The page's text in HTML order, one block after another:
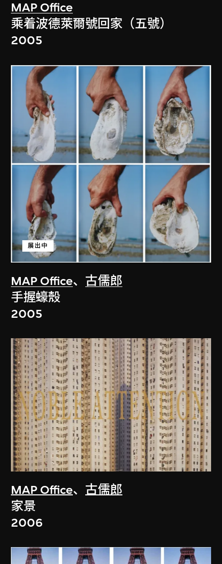
MAP Office
乘着波德萊爾號回家（五號）
2005
MAP Office、 古儒郎
展出中
手握蠔殼
2005
MAP Office、 古儒郎
家景
2006